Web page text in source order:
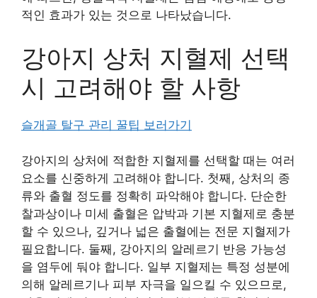
적인 효과가 있는 것으로 나타났습니다.
강아지 상처 지혈제 선택
시 고려해야 할 사항
슬개골 탈구 관리 꿀팁 보러가기
강아지의 상처에 적합한 지혈제를 선택할 때는 여러
요소를 신중하게 고려해야 합니다. 첫째, 상처의 종
류와 출혈 정도를 정확히 파악해야 합니다. 단순한
찰과상이나 미세 출혈은 압박과 기본 지혈제로 충분
할 수 있으나, 깊거나 넓은 출혈에는 전문 지혈제가
필요합니다. 둘째, 강아지의 알레르기 반응 가능성
을 염두에 둬야 합니다. 일부 지혈제는 특정 성분에
의해 알레르기나 피부 자극을 일으킬 수 있으므로,